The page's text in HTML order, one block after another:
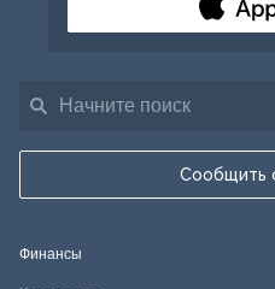
Сообщить
Финансы